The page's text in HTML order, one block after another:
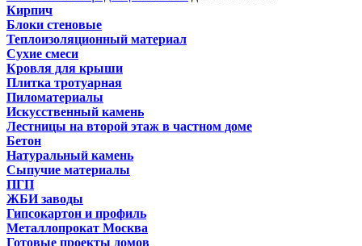
Кирпич
Блоки стеновые
Теплоизоляционный материал
Сухие смеси
Кровля для крыши
Плитка тротуарная
Пиломатериалы
Искусственный камень
Лестницы на второй этаж в частном доме
Бетон
Натуральный камень
Сыпучие материалы
ПГП
ЖБИ заводы
Гипсокартон и профиль
Металлопрокат Москва
Готовые проекты домов